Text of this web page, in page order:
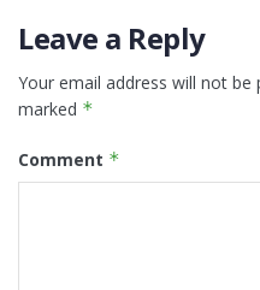
Leave a Reply
Your email address will not be
marked *
Comment *